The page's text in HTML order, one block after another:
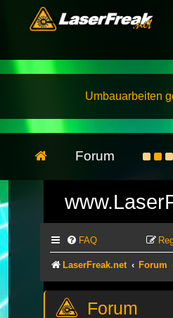
Umbauarbeiten
Forum
FAQ
LaserFreak.net Forum